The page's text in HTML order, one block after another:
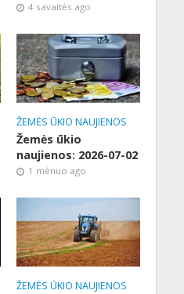
4 savaitės ago
ŽEMĖS ŪKIO NAUJIENOS
Žemės ūkio
naujienos: 2026-07-02
1 mėnuo ago
ŽEMĖS ŪKIO NAUJIENOS